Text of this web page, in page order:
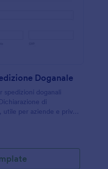
Doganale
spedizioni doganali
di
utile per aziende e privati